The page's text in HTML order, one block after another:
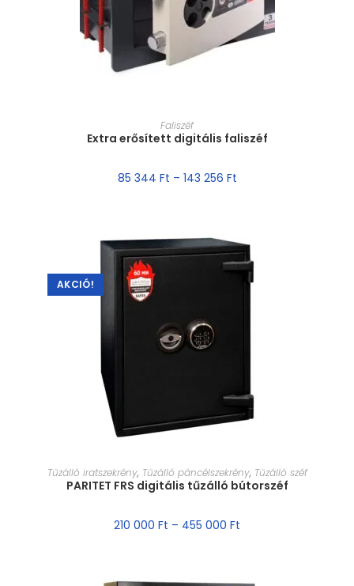
MÉRET VÁLASZTÁSA
Faliszéf
Extra erősített digitális faliszéf
85 344 Ft – 143 256 Ft
AKCIÓ!
MÉRET VÁLASZTÁSA
Tűzálló iratszekrény, Tűzálló páncélszekrény, Tűzálló széf
PARITET FRS digitális tűzálló bútorszéf
210 000 Ft – 455 000 Ft